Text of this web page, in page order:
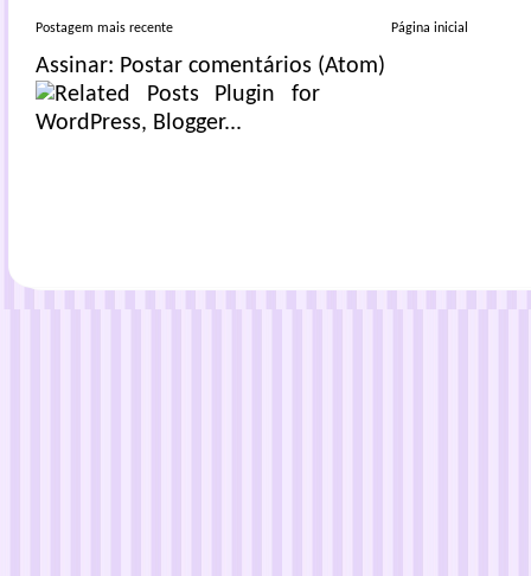
Postagem mais recente Página inicial
Assinar: Postar comentários (Atom)